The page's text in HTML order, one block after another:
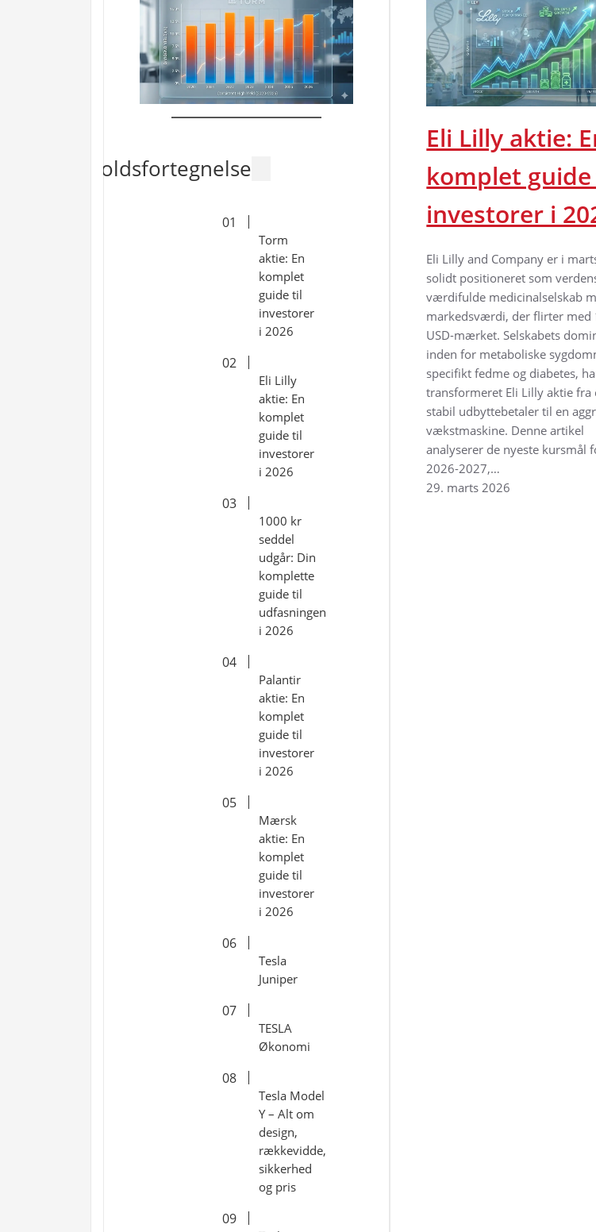
Indholdsfortegnelse
Torm
aktie: En
komplet
guide til
investorer
i 2026
Eli Lilly
aktie: En
komplet
guide til
investorer
i 2026
1000 kr
seddel
udgår: Din
komplette
guide til
udfasningen
i 2026
Palantir
aktie: En
komplet
guide til
investorer
i 2026
Mærsk
aktie: En
komplet
guide til
investorer
i 2026
Tesla
Juniper
TESLA
Økonomi
Tesla Model
Y – Alt om
design,
rækkevidde,
sikkerhed
og pris
Eli Lilly aktie:
komplet
investorer i
Eli Lilly and Company er i
solidt positioneret som
værdifulde medicinalselskab
markedsværdi, der flirter med
USD-mærket. Selskabets
inden for metaboliske
specifikt fedme og diabetes,
transformeret Eli Lilly aktie fra
stabil udbyttebetaler til en
vækstmaskine. Denne artikel
analyserer de nyeste kursmål
2026-2027,…
29. marts 2026